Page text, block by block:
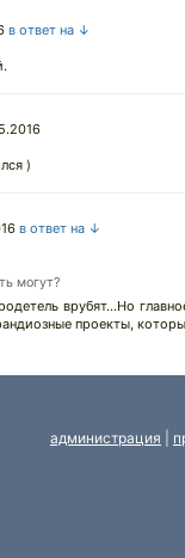
в ответ на ↓
)
в ответ на ↓
могут?
врубят...Но
проекты,
администрация